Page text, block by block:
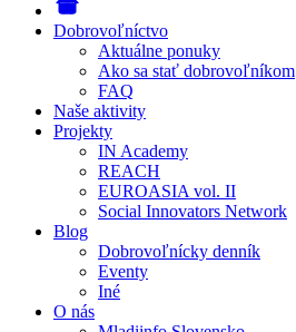
Dobrovoľníctvo
Aktuálne ponuky
Ako sa stať dobrovoľníkom
FAQ
Naše aktivity
Projekty
IN Academy
REACH
EUROASIA vol. II
Social Innovators Network
Blog
Dobrovoľnícky denník
Eventy
Iné
O nás